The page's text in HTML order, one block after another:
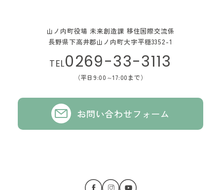
山ノ内町役場 未来創造課 移住国際交流係
長野県下高井郡山ノ内町大字平穏3352-1
TEL0269-33-3113
（平日9:00～17:00まで）
お問い合わせフォーム